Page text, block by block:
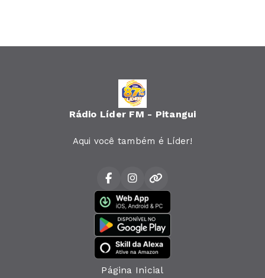
Rádio Líder FM - Pitangui
Aqui você também é Líder!
Página Inicial